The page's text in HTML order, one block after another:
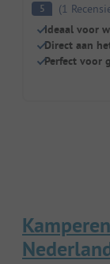
5 (1
Ideaal voor
Direct aan
Perfect voor